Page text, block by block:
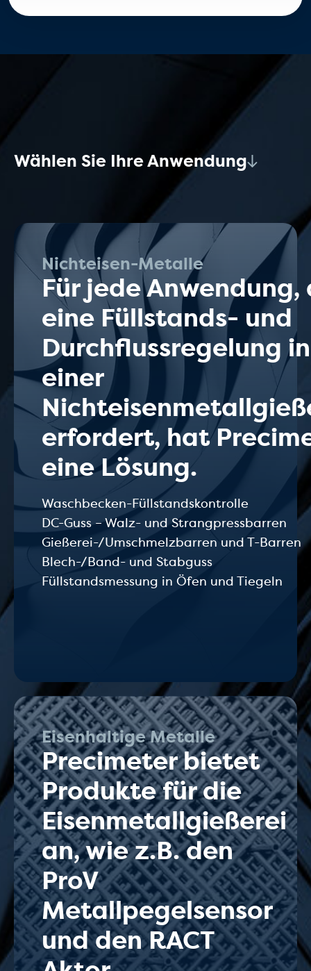
Wählen Sie Ihre Anwendung
Nichteisen-Metalle
Für jede Anwendung,
eine Füllstands- und
Durchflussregelung in
einer
erfordert, hat
eine Lösung.
Waschbecken-Füllstandskontrolle
DC-Guss – Walz- und Strangpressbarren
Gießerei-/Umschmelzbarren und T-Barren
Blech-/Band- und Stabguss
Füllstandsmessung in Öfen und Tiegeln
Eisenhaltige Metalle
Precimeter bietet
Produkte für die
Eisenmetallgießerei
an, wie z.B. den
ProV
Metallpegelsensor
und den RACT